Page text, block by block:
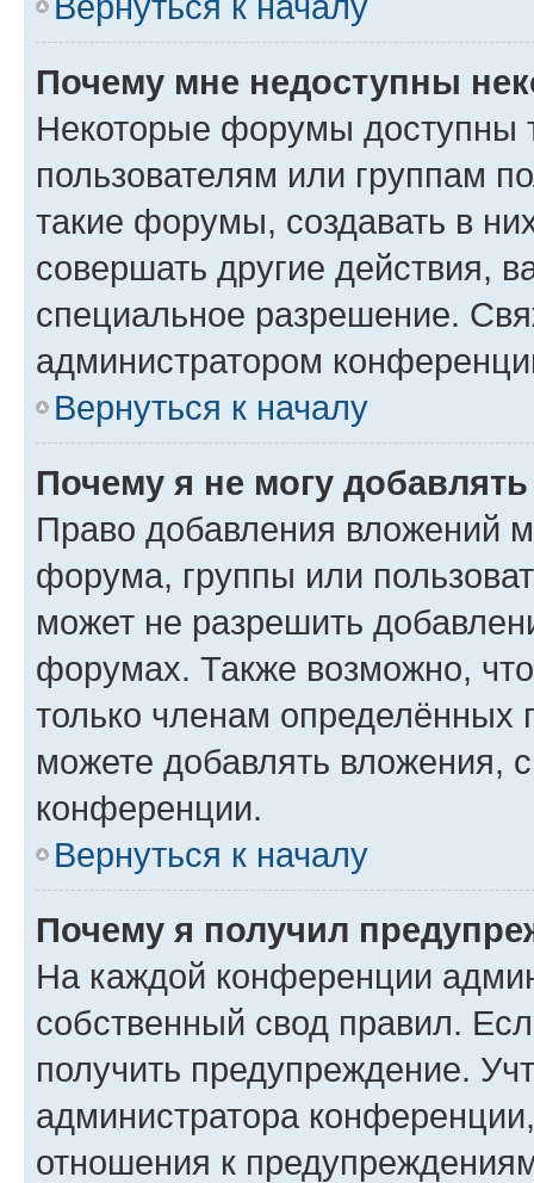
Почему мне недоступны
Некоторые форумы доступны
пользователям или группам
такие форумы, создавать в
совершать другие действия,
специальное разрешение.
администратором
Вернуться к началу
Почему я не могу
Право добавления вложений
форума, группы или
может не разрешить
форумах. Также возможно,
только членам определённых
можете добавлять вложения,
конференции.
Вернуться к началу
Почему я получил
На каждой конференции
собственный свод правил.
получить предупреждение.
администратора
отношения к